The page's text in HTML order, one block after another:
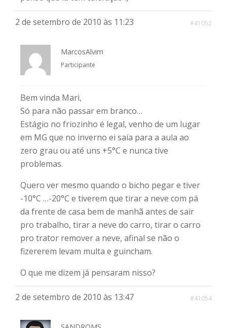
2 de setembro de 2010 às 11:23 #41052
MarcosAlvim
Participante
Bem vinda Mari,
Só para não passar em branco…
Estágio no friozinho é legal, venho de um lugar
em MG que no inverno ei saía para a aula ao
zero grau ou até uns +5°C e nunca tive
problemas.
Quero ver mesmo quando o bicho pegar e tiver
-10°C …-20°C e tiverem que tirar a neve com pá
da frente de casa bem de manhã antes de sair
pro trabalho, tirar a neve do carro, tirar o carro
pro trator remover a neve, afinal se não o
fizererem levam multa e guincham.
O que me dizem já pensaram nisso?
2 de setembro de 2010 às 13:47 #41054